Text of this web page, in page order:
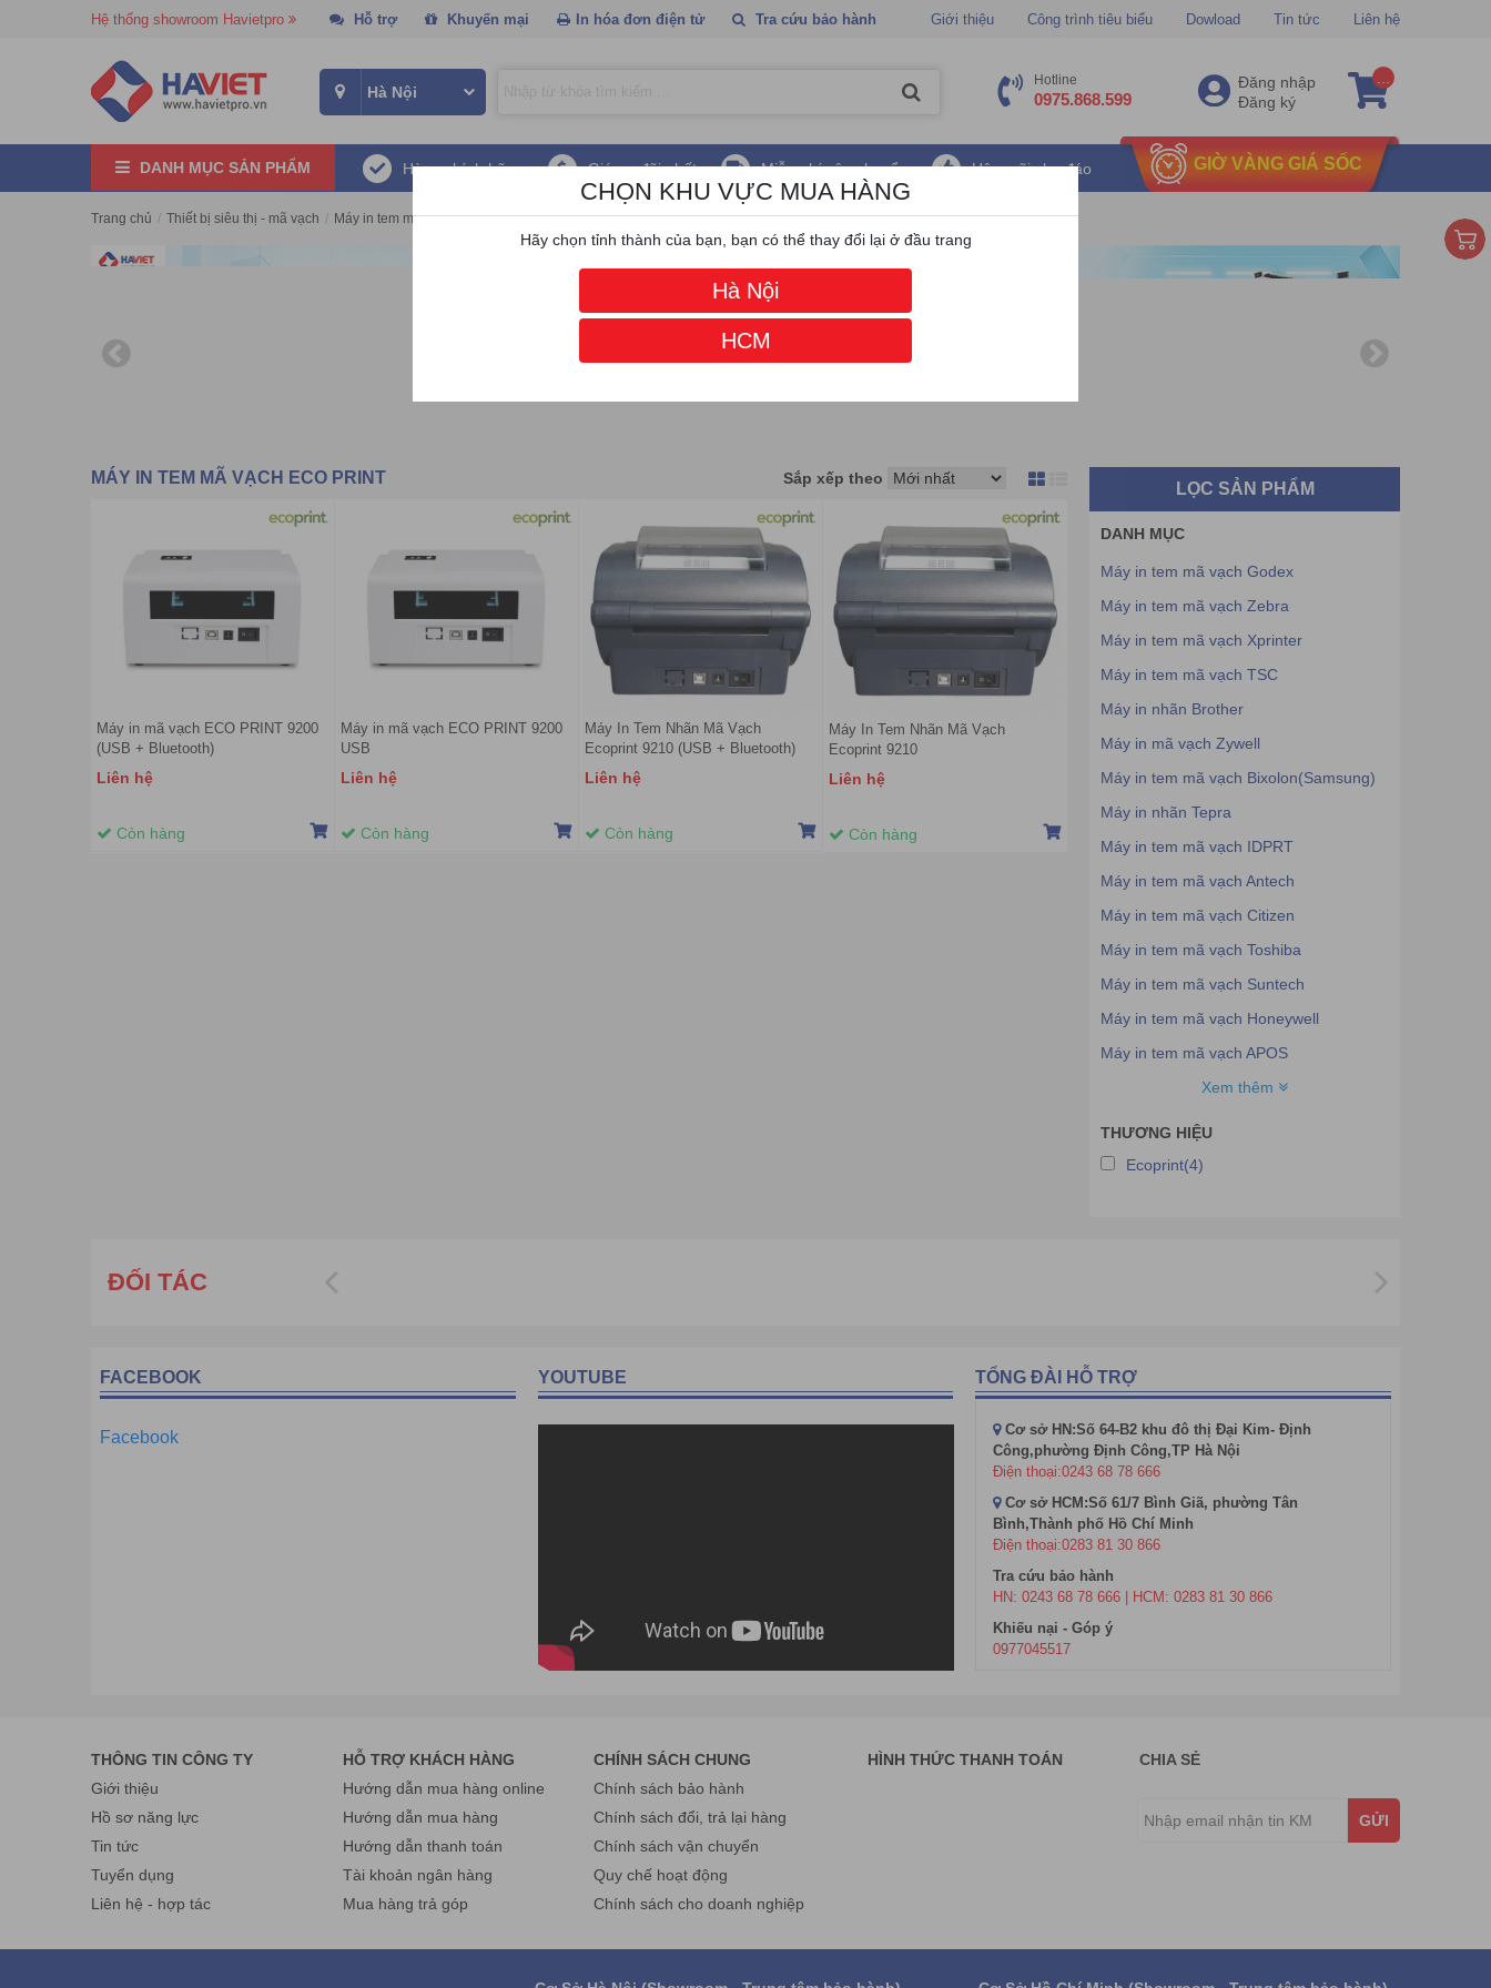
Hệ thống showroom Havietpro Hỗ trợ Khuyến mại In hóa đơn điện tử Tra cứu bảo hành Giới thiệu Công trình tiêu biểu Dowload Tin tức Liên hệ
Hotline
0975.868.599
Đăng nhập
Đăng ký
DANH MỤC SẢN PHẨM Hàng chính hãng Giá ưu đãi nhất Miễn phí vận chuyển Hậu mãi chu đáo GIỜ VÀNG GIÁ SỐC
Trang chủ / Thiết bị siêu thị - mã vạch / Máy in tem mã vạch / Máy in tem mã vạch Eco Print
MÁY IN TEM MÃ VẠCH ECO PRINT Sắp xếp theo
Máy in mã vạch ECO PRINT 9200
(USB + Bluetooth)
Liên hệ
Còn hàng
Máy in mã vạch ECO PRINT 9200
USB
Liên hệ
Còn hàng
Máy In Tem Nhãn Mã Vạch
Ecoprint 9210 (USB + Bluetooth)
Liên hệ
Còn hàng
Máy In Tem Nhãn Mã Vạch
Ecoprint 9210
Liên hệ
Còn hàng
LỌC SẢN PHẨM
DANH MỤC
Máy in tem mã vạch Godex
Máy in tem mã vạch Zebra
Máy in tem mã vạch Xprinter
Máy in tem mã vạch TSC
Máy in nhãn Brother
Máy in mã vạch Zywell
Máy in tem mã vạch Bixolon(Samsung)
Máy in nhãn Tepra
Máy in tem mã vạch IDPRT
Máy in tem mã vạch Antech
Máy in tem mã vạch Citizen
Máy in tem mã vạch Toshiba
Máy in tem mã vạch Suntech
Máy in tem mã vạch Honeywell
Máy in tem mã vạch APOS
Máy in tem mã vạch Birch
Máy in tem mã vạch SBARCO
Máy in tem mã vạch Intermec
Máy in mã vạch Gprinter
Máy in mã vạch Sato
Máy in tem mã vạch Argox
Máy in tem mã vạch Postek
Máy in tem mã vạch Monarch
Máy in tem mã vạch Emaax
Máy in tem mã vạch Eco Print
Máy in tem mã vạch Rongta
Xem thêm
THƯƠNG HIỆU
Ecoprint(4)
ĐỐI TÁC
FACEBOOK
Facebook
YOUTUBE TỔNG ĐÀI HỖ TRỢ
Cơ sở HN:Số 64-B2 khu đô thị Đại Kim- Định
Công,phường Định Công,TP Hà Nội
Điện thoại:0243 68 78 666
Cơ sở HCM:Số 61/7 Bình Giã, phường Tân
Bình,Thành phố Hồ Chí Minh
Điện thoại:0283 81 30 866
Tra cứu bảo hành
HN: 0243 68 78 666 | HCM: 0283 81 30 866
Khiếu nại - Góp ý
0977045517
THÔNG TIN CÔNG TY
Giới thiệu
Hồ sơ năng lực
Tin tức
Tuyển dụng
Liên hệ - hợp tác
HỖ TRỢ KHÁCH HÀNG
Hướng dẫn mua hàng online
Hướng dẫn mua hàng
Hướng dẫn thanh toán
Tài khoản ngân hàng
Mua hàng trả góp
CHÍNH SÁCH CHUNG
Chính sách bảo hành
Chính sách đổi, trả lại hàng
Chính sách vận chuyển
Quy chế hoạt động
Chính sách cho doanh nghiệp
HÌNH THỨC THANH TOÁN CHIA SẺ
GỬI
CHỌN KHU VỰC MUA HÀNG
Hãy chọn tỉnh thành của bạn, bạn có thể thay đổi lại ở đầu trang
Hà Nội
HCM